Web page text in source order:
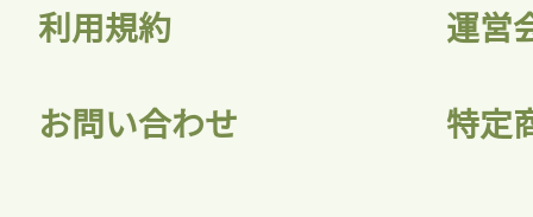
利用規約 運営
お問い合わせ 特定